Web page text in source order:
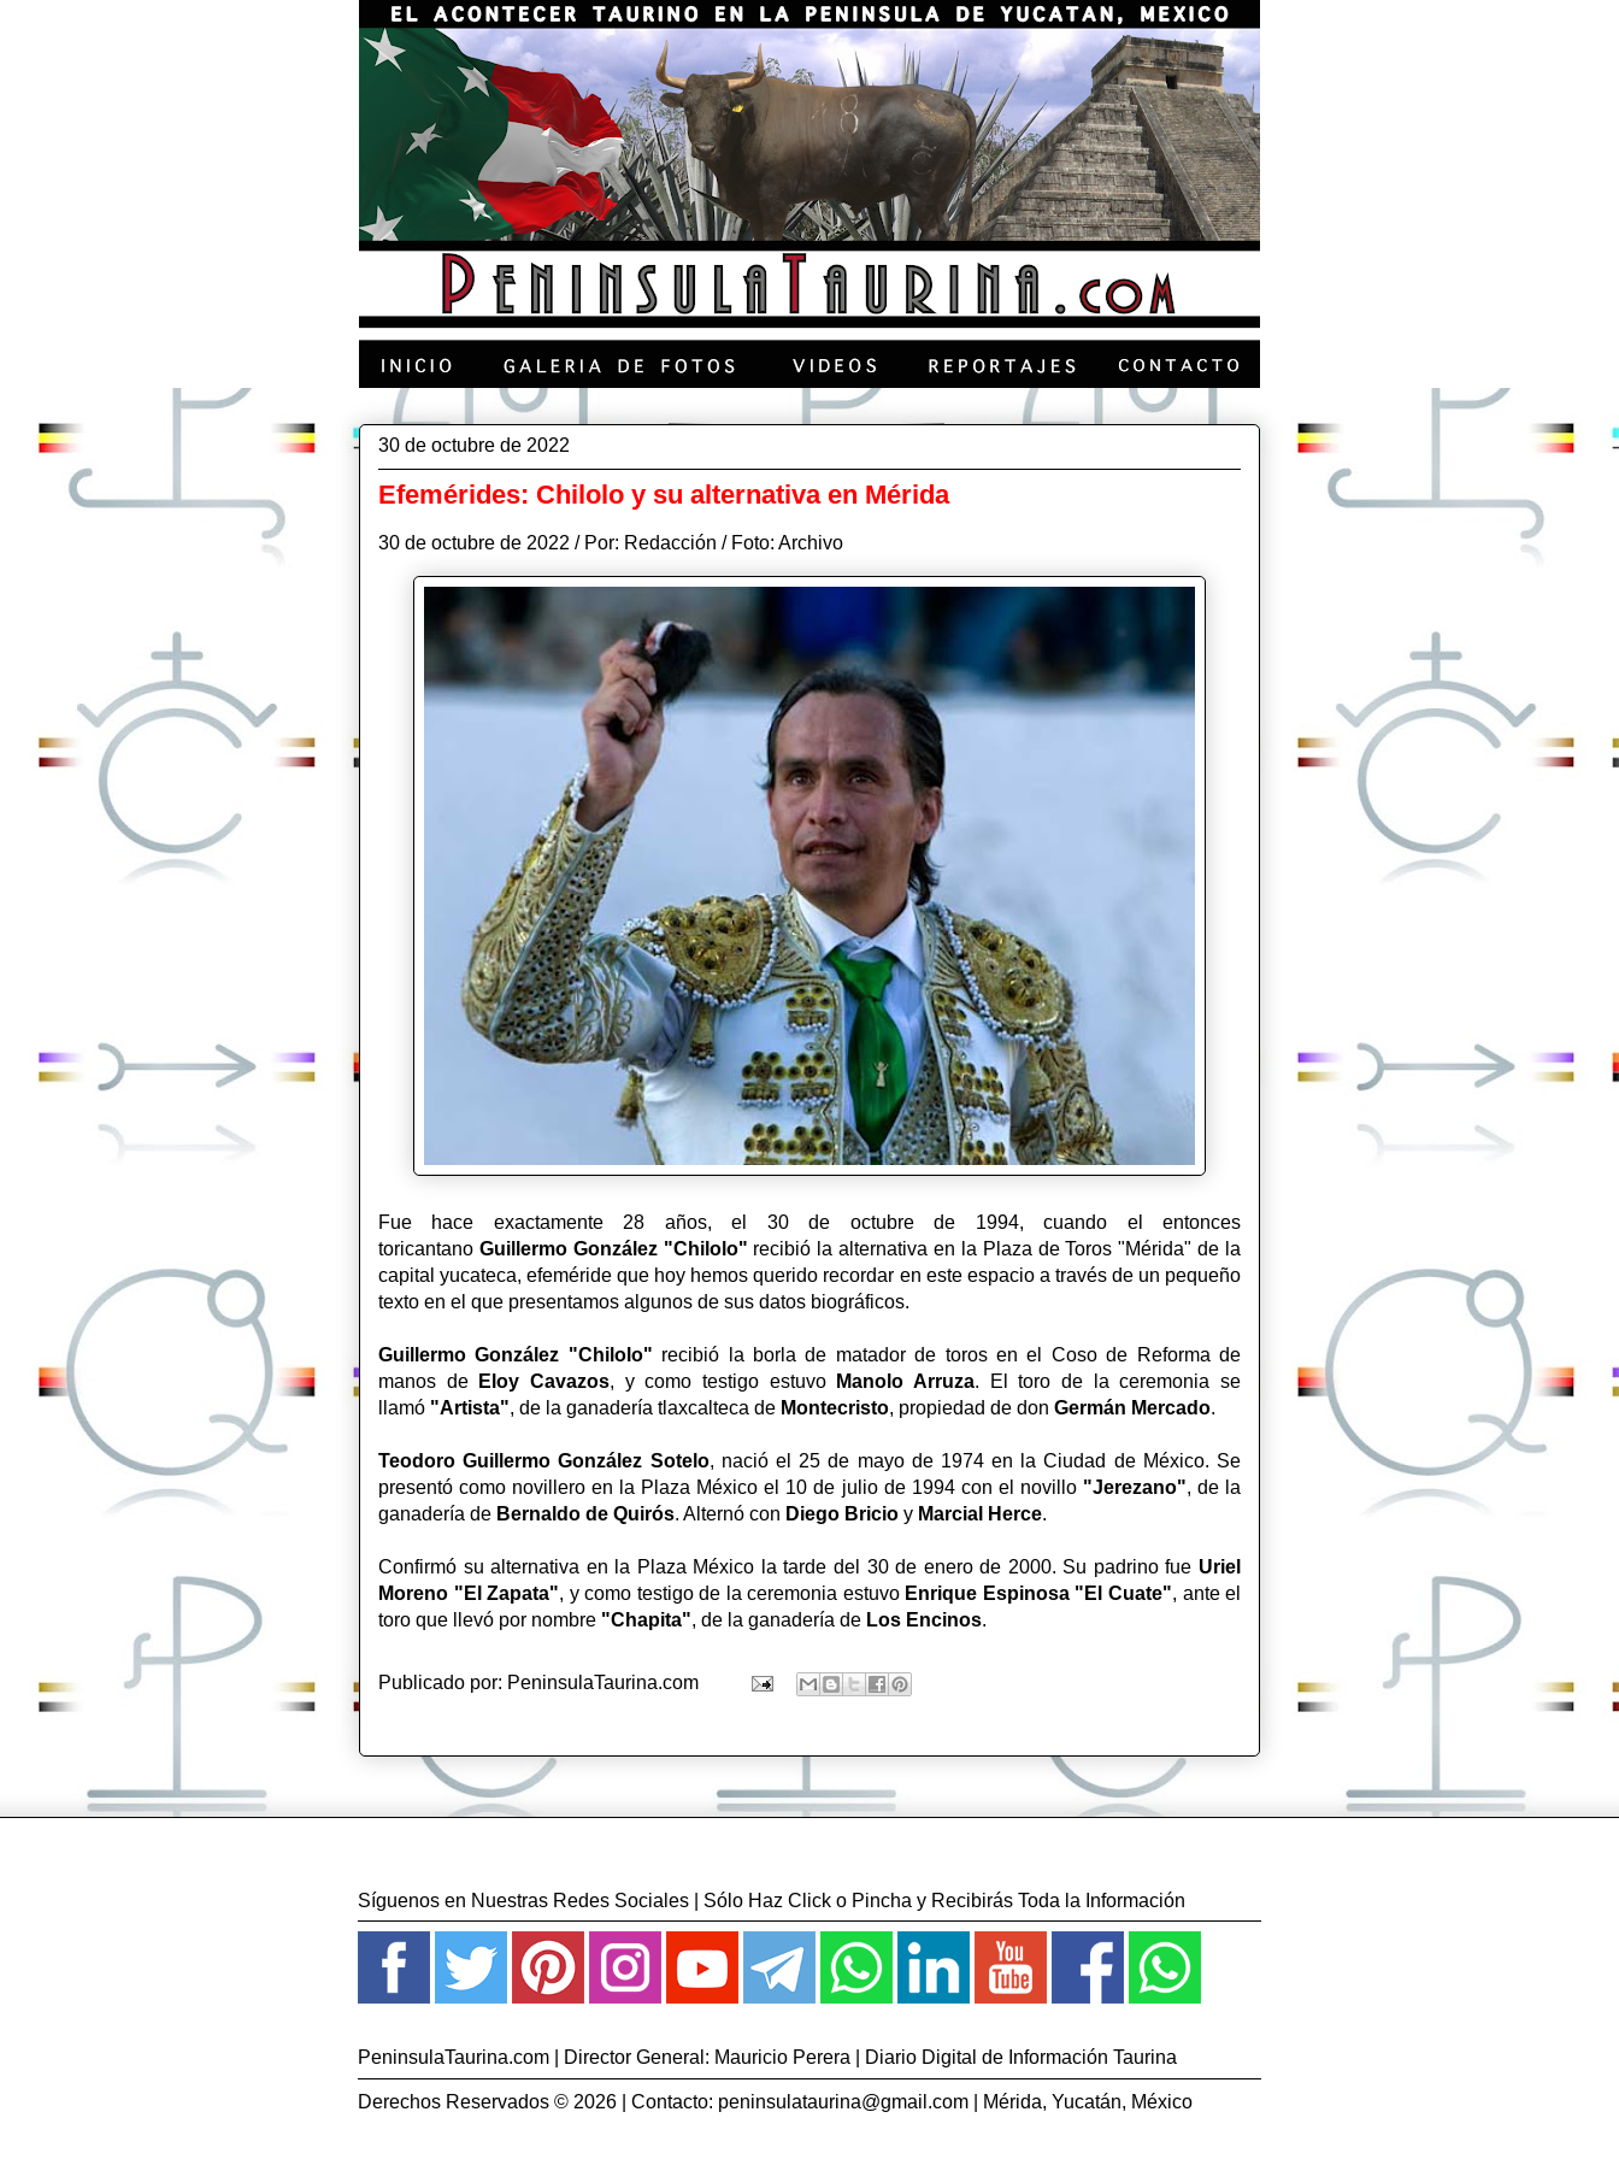
30 de octubre de 2022
Efemérides: Chilolo y su alternativa en Mérida
30 de octubre de 2022 / Por: Redacción / Foto: Archivo
Fue hace exactamente 28 años, el 30 de octubre de 1994, cuando el entonces
toricantano Guillermo González "Chilolo" recibió la alternativa en la Plaza de Toros "Mérida" de la
capital yucateca, efeméride que hoy hemos querido recordar en este espacio a través de un pequeño
texto en el que presentamos algunos de sus datos biográficos.
Guillermo González "Chilolo" recibió la borla de matador de toros en el Coso de Reforma de
manos de
Eloy Cavazos, y como testigo estuvo Manolo Arruza. El toro de la ceremonia se
llamó "Artista", de la ganadería tlaxcalteca de Montecristo, propiedad de don Germán Mercado.
Teodoro Guillermo González Sotelo, nació el 25 de mayo de 1974 en la Ciudad de México. Se
presentó como novillero en la Plaza México el 10 de julio de 1994 con el novillo "Jerezano", de la
ganadería de Bernaldo de Quirós. Alternó con Diego Bricio y Marcial Herce.
Confirmó su alternativa en la Plaza México la tarde del 30 de enero de 2000. Su padrino fue Uriel
Moreno "El Zapata", y como testigo de la ceremonia estuvo Enrique Espinosa "El Cuate", ante el
toro que llevó por nombre "Chapita", de la ganadería de Los Encinos.
Publicado por: PeninsulaTaurina.com
Síguenos en Nuestras Redes Sociales | Sólo Haz Click o Pincha y Recibirás Toda la Información
PeninsulaTaurina.com | Director General: Mauricio Perera | Diario Digital de Información Taurina
Derechos Reservados © 2026 | Contacto: peninsulataurina@gmail.com | Mérida, Yucatán, México